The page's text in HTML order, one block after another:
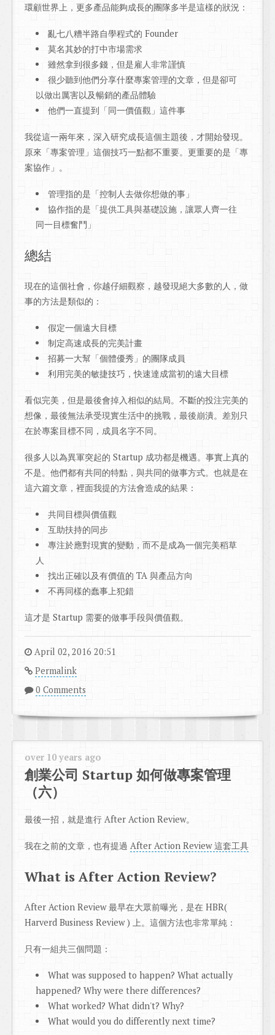
環顧世界上，更多產品能夠成長的團隊多半是這樣的狀況：
亂七八糟半路自學程式的 Founder
莫名其妙的打中市場需求
雖然拿到很多錢，但是雇人非常謹慎
很少聽到他們分享什麼專案管理的文章，但是卻可
以做出厲害以及暢銷的產品體驗
他們一直提到「同一價值觀」這件事
我從這一兩年來，深入研究成長這個主題後，才開始發現。
原來「專案管理」這個技巧一點都不重要。更重要的是「專
案協作」。
管理指的是「控制人去做你想做的事」
協作指的是「提供工具與基礎設施，讓眾人齊一往
同一目標奮鬥」
總結
現在的這個社會，你越仔細觀察，越發現絕大多數的人，做
事的方法是類似的：
假定一個遠大目標
制定高速成長的完美計畫
招募一大幫「個體優秀」的團隊成員
利用完美的敏捷技巧，快速達成當初的遠大目標
看似完美，但是最後會掉入相似的結局。不斷的投注完美的
想像，最後無法承受現實生活中的挑戰，最後崩潰。差別只
在於專案目標不同，成員名字不同。
很多人以為異軍突起的 Startup 成功都是機遇。事實上真的
不是。他們都有共同的特點，與共同的做事方式。也就是在
這六篇文章，裡面我提的方法會造成的結果：
共同目標與價值觀
互助扶持的同步
專注於應對現實的變動，而不是成為一個完美稻草
人
找出正確以及有價值的 TA 與產品方向
不再同樣的蠢事上犯錯
這才是 Startup 需要的做事手段與價值觀。
April 02, 2016 20:51
Permalink
0 Comments
over 10 years ago
創業公司 Startup 如何做專案管理
（六）
最後一招，就是進行 After Action Review。
我在之前的文章，也有提過 After Action Review 這套工具
What is After Action Review?
After Action Review 最早在大眾前曝光，是在 HBR(
Harverd Business Review ) 上。這個方法也非常單純：
只有一組共三個問題：
What was supposed to happen? What actually
happened? Why were there differences?
What worked? What didn't? Why?
What would you do differently next time?